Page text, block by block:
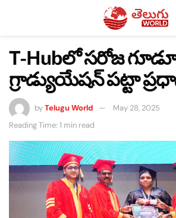
T-Hubలో సరోజ
గ్రాడ్యుయేషన్ పట్టా
byTelugu World
May 28, 2025
Reading Time: 1 min read